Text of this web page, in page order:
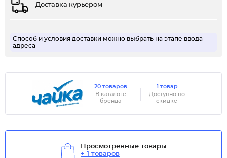
Доставка курьером
Способ и условия доставки можно выбрать на этапе ввода
адреса
20 товаров
В каталоге
бренда
1 товар
Доступно по
скидке
Просмотренные товары
+ 1 товаров